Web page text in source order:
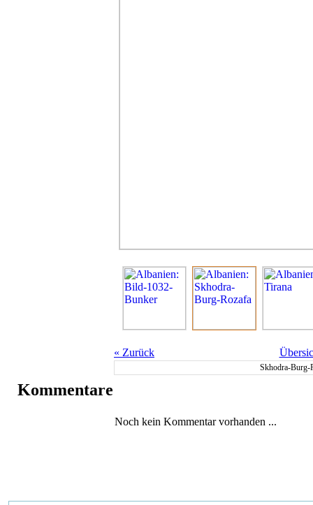
« Zurück
Skhodra-Burg-
Kommentare
Noch kein Kommentar vorhanden ...